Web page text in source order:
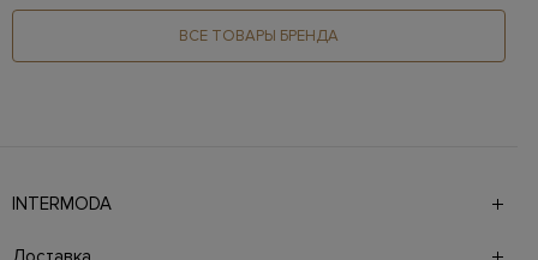
ВСЕ ТОВАРЫ БРЕНДА
INTERMODA
брендов на 4 этажах в самом центре города. На сайте